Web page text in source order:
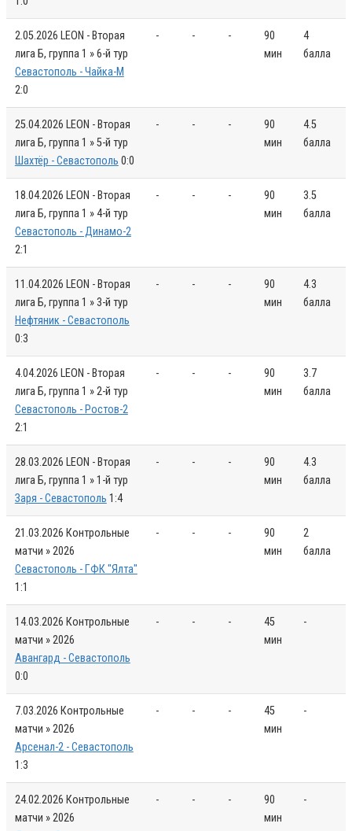
2.05.2026 LEON - Вторая
лига Б, группа 1 » 6-й тур
Севастополь - Чайка-М
2:0
- - -
90
мин
4
балла
25.04.2026 LEON - Вторая
лига Б, группа 1 » 5-й тур
Шахтёр - Севастополь 0:0
- - -
90
мин
4.5
балла
18.04.2026 LEON - Вторая
лига Б, группа 1 » 4-й тур
Севастополь - Динамо-2
2:1
- - -
90
мин
3.5
балла
11.04.2026 LEON - Вторая
лига Б, группа 1 » 3-й тур
Нефтяник - Севастополь
0:3
- - -
90
мин
4.3
балла
4.04.2026 LEON - Вторая
лига Б, группа 1 » 2-й тур
Севастополь - Ростов-2
2:1
- - -
90
мин
3.7
балла
28.03.2026 LEON - Вторая
лига Б, группа 1 » 1-й тур
Заря - Севастополь 1:4
- - -
90
мин
4.3
балла
21.03.2026 Контрольные
матчи » 2026
Севастополь - ГФК "Ялта"
1:1
- - -
90
мин
2
балла
14.03.2026 Контрольные
матчи » 2026
Авангард - Севастополь
0:0
- - -
45
мин
-
7.03.2026 Контрольные
матчи » 2026
Арсенал-2 - Севастополь
1:3
- - -
45
мин
-
24.02.2026 Контрольные
матчи » 2026
- - -
90
мин
-